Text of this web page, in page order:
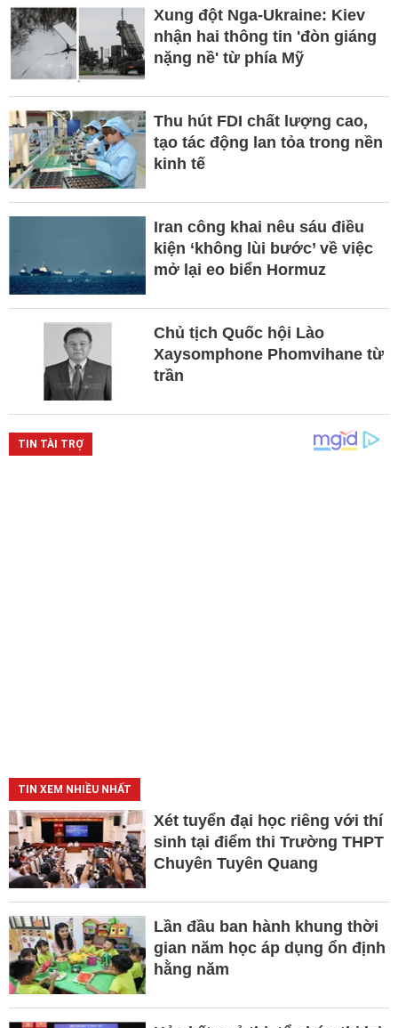
Xung đột Nga-Ukraine: Kiev
nhận hai thông tin 'đòn giáng
nặng nề' từ phía Mỹ
Thu hút FDI chất lượng cao,
tạo tác động lan tỏa trong nền
kinh tế
Iran công khai nêu sáu điều
kiện ‘không lùi bước’ về việc
mở lại eo biển Hormuz
Chủ tịch Quốc hội Lào
Xaysomphone Phomvihane từ
trần
TIN XEM NHIỀU NHẤT
Xét tuyển đại học riêng với thí
sinh tại điểm thi Trường THPT
Chuyên Tuyên Quang
Lần đầu ban hành khung thời
gian năm học áp dụng ổn định
hằng năm